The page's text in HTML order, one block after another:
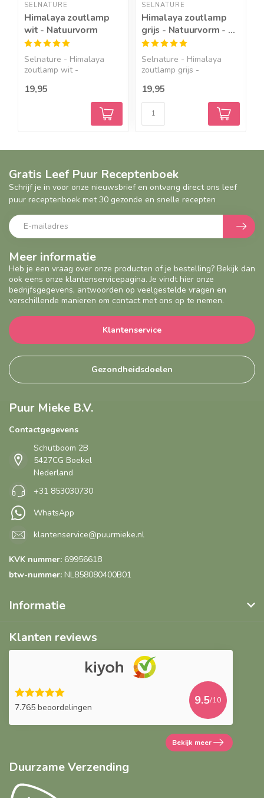
SELNATURE
Himalaya zoutlamp
wit - Natuurvorm
Selnature - Himalaya
zoutlamp wit -
19,95
SELNATURE
Himalaya zoutlamp
grijs - Natuurvorm - 2-
4 kilo
Selnature - Himalaya
zoutlamp grijs -
19,95
Meer informatie
Heb je een vraag over onze producten of je bestelling? Bekijk dan
ook eens onze klantenservicepagina. Je vindt hier onze
bedrijfsgegevens, antwoorden op veelgestelde vragen en
verschillende manieren om contact met ons op te nemen.
Klantenservice
Gezondheidsdoelen
Gratis Leef Puur Receptenboek
Schrijf je in voor onze nieuwsbrief en ontvang direct ons leef
puur receptenboek met 30 gezonde en snelle recepten
Puur Mieke B.V.
Contactgegevens
Schutboom 2B
5427CG Boekel
Nederland
+31 853030730
WhatsApp
klantenservice@puurmieke.nl
KVK nummer: 69956618
btw-nummer: NL858080400B01
Informatie
Klanten reviews
7.765 beoordelingen
9.5/10
Bekijk meer
Duurzame Verzending